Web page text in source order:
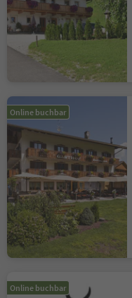
Online buchbar
Online buchbar